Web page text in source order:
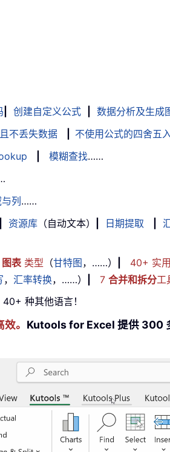
创建自定义公式 数据分析及生成
不丢失数据 不使用公式的四舍五
模糊查找……
列 ……
资源库 （自动文本） 日期提取
图表类型 （甘特图 ，……） 40+ 实用
， 汇率转换，……） 7 合并和拆分工
种其他语言！
。 Kutools for Excel 提供 300